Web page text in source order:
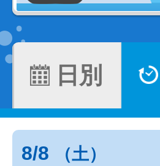
日別
8/8 （土）